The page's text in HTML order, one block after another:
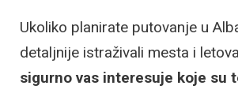
Ukoliko planirate putovanje u
detaljnije istraživali mesta i
sigurno vas interesuje koje su